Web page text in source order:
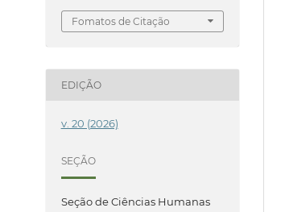
Fomatos de Citação
EDIÇÃO
v. 20 (2026)
SEÇÃO
Seção de Ciências Humanas